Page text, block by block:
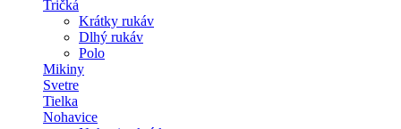
Tričká
Krátky rukáv
Dlhý rukáv
Polo
Mikiny
Svetre
Tielka
Nohavice